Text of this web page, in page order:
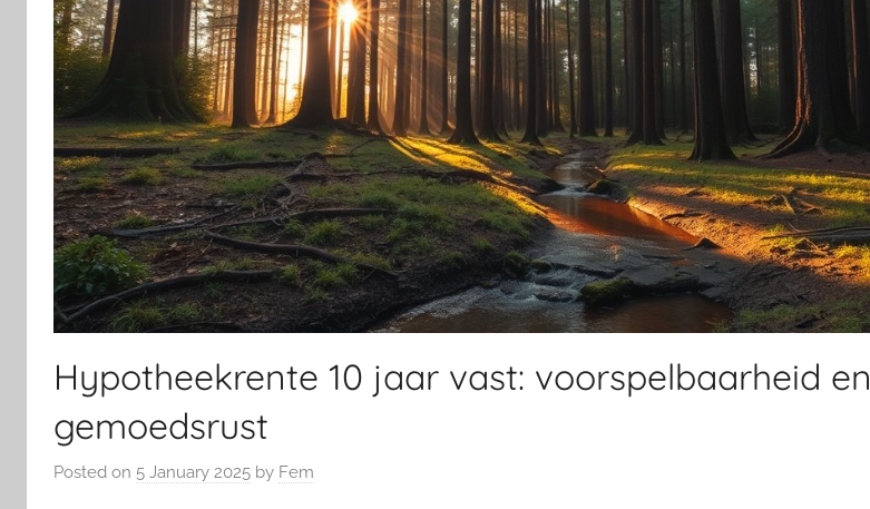
Hypotheekrente 10 jaar vast: voorspelbaarheid en
gemoedsrust
Posted on 5 January 2025 by Fem